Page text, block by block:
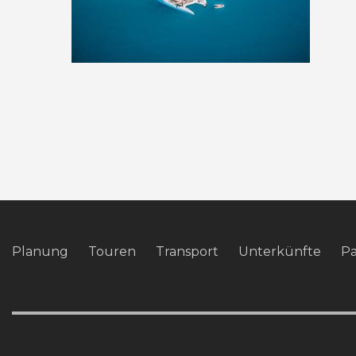
Planung Touren Transport Unterkünfte